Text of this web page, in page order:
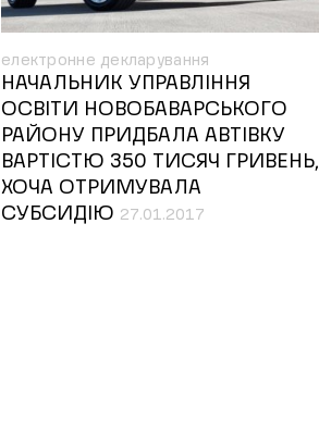
електронне декларування
НАЧАЛЬНИК УПРАВЛІННЯ
ОСВІТИ НОВОБАВАРСЬКОГО
РАЙОНУ ПРИДБАЛА АВТІВКУ
ВАРТІСТЮ 350 ТИСЯЧ ГРИВЕНЬ,
ХОЧА ОТРИМУВАЛА
СУБСИДІЮ 27.01.2017